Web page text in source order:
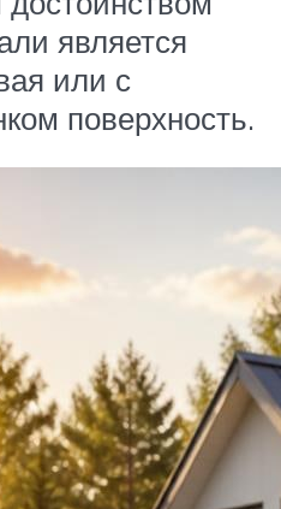
является
или с
поверхность.